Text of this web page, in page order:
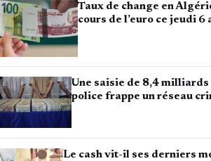
Taux de change en
cours de l’euro ce jeudi 6
Une saisie de 8,4 milliards
police frappe un réseau
Le cash vit-il ses derniers